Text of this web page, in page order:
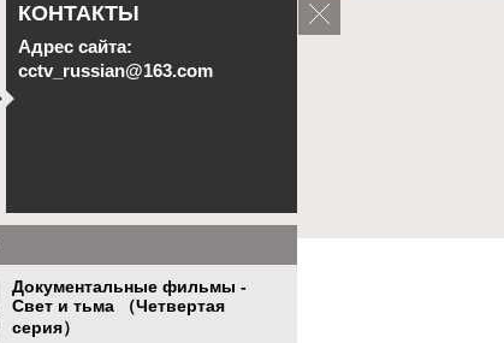
КОНТАКТЫ
Адрес сайта:
cctv_russian@163.com
Документальные фильмы -
Свет и тьма （Четвертая
серия）